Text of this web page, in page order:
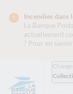
Incendies dans
La Banque
actuellement
? Pour en